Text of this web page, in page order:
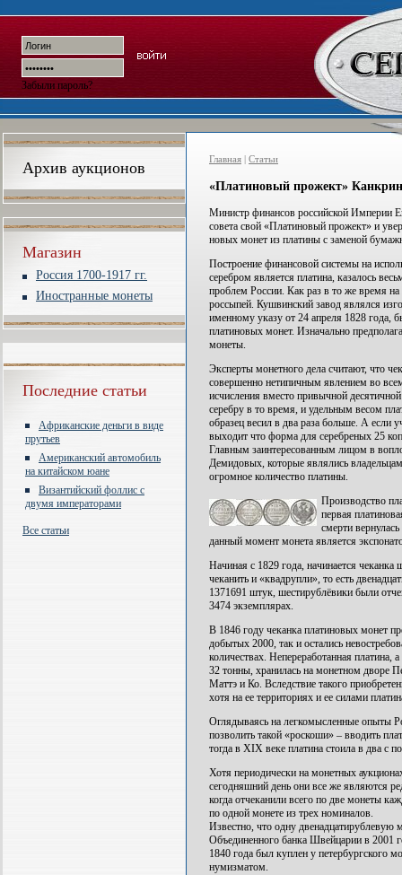
Забыли пароль?
Архив аукционов
Магазин
Россия 1700-1917 гг.
Иностранные монеты
Последние статьи
Африканские деньги в виде
прутьев
Американский автомобиль
на китайском юане
Византийский фоллис с
двумя императорами
Все статьи
Главная | Статьи
«Платиновый прожект»
Министр финансов российской Империи
совета свой «Платиновый прожект» и
новых монет из платины с заменой
Построение финансовой системы на
серебром является платина, казалось
проблем России. Как раз в то же время
россыпей. Кушвинский завод являлся
именному указу от 24 апреля 1828 года,
платиновых монет. Изначально
монеты.
Эксперты монетного дела считают, что
совершенно нетипичным явлением во
исчисления вместо привычной
серебру в то время, и удельным весом
образец весил в два раза больше. А если
выходит что форма для серебреных 25
Главным заинтересованным лицом в
Демидовых, которые являлись
огромное количество платины.
Производство
первая
смерти
данный момент монета является
Начиная с 1829 года, начинается
чеканить и «квадрупли», то есть
1371691 штук, шестирублёвики были
3474 экземплярах.
В 1846 году чеканка платиновых монет
добытых 2000, так и остались
количествах. Непереработанная
32 тонны, хранилась на монетном дворе
Маттэ и Ко. Вследствие такого
хотя на ее территориях и ее силами
Оглядываясь на легкомысленные опыты
позволить такой «роскоши» – вводить
тогда в XIX веке платина стоила в два с
Хотя периодически на монетных
сегодняшний день они все же являются
когда отчеканили всего по две монеты
по одной монете из трех номиналов.
Известно, что одну двенадцатирублевую
Объединенного банка Швейцарии в 2001
1840 года был куплен у
нумизматом.